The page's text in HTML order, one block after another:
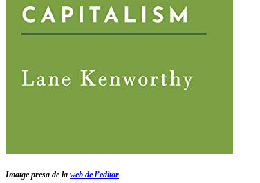
Imatge presa de la web de l’editor